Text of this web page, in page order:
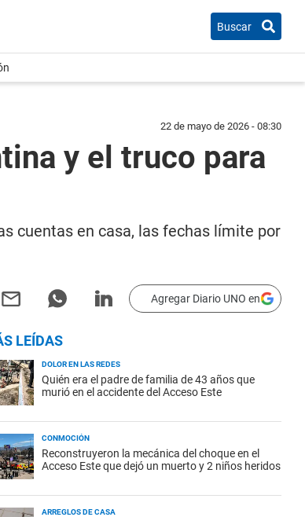
Buscar
22 de mayo de 2026 - 08:30
y el truco para
cuentas en casa, las fechas límite por
Agregar Diario UNO en
LEÍDAS
DOLOR EN LAS REDES
Quién era el padre de familia de 43 años que
murió en el accidente del Acceso Este
CONMOCIÓN
Reconstruyeron la mecánica del choque en el
Acceso Este que dejó un muerto y 2 niños heridos
ARREGLOS DE CASA